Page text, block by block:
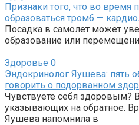
Признаки того, что во время
образоваться тромб —
Посадка в самолет может
образование или
Здоровье 0
Эндокринолог Яушева: пять
говорить о подорванном
Чувствуете себя здоровым?
указывающих на обратное.
Яушева напомнила в